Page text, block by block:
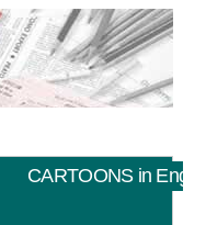
CARTOONS in English